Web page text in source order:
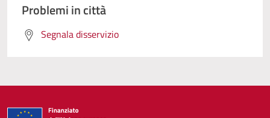
Problemi in città
Segnala disservizio